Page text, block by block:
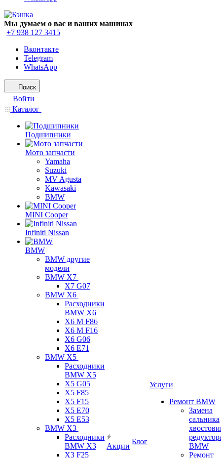
Мы думаем о вас и ваших машинах
+7 938 127 3415
Вконтакте
Telegram
WhatsApp
Поиск
Войти
Каталог
Подшипники
Мото запчасти
Yamaha
Suzuki
MV Agusta
Kawasaki
BMW
MINI Cooper
Infiniti Nissan
BMW
BMW другие
модели
BMW X7
X7 G07
BMW X6
Расходники
BMW X6
X6 M F86
X6 M F16
X6 G06
X6 E71
BMW X5
Расходники
BMW X5
X5 G05
X5 F85
X5 F15
X5 E70
X5 E53
BMW X3
Расходники
BMW X3
X3 F25
Акции
Блог
Услуги
Ремонт BMW
Замена
сальника
BMW
Ремонт